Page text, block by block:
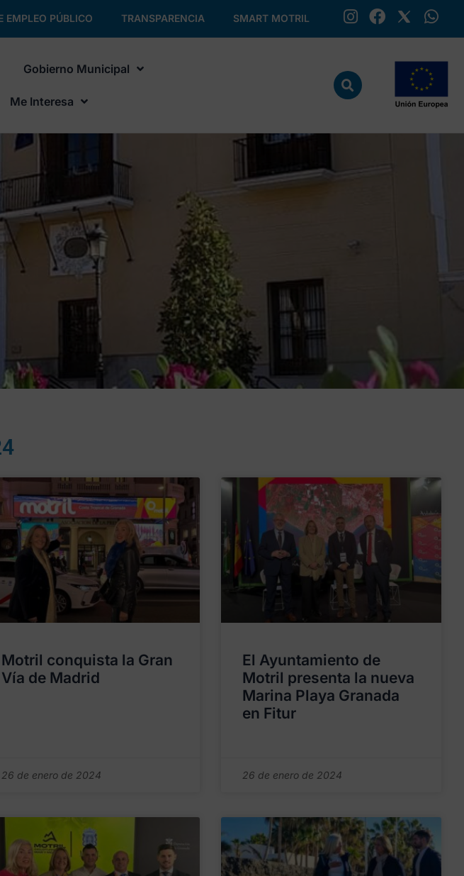
EMPLEO PÚBLICO TRANSPARENCIA SMART MOTRIL
Gobierno Municipal
Me Interesa
Motril conquista la Gran
Vía de Madrid
26 de enero de 2024
El Ayuntamiento de
Motril presenta la nueva
Marina Playa Granada
en Fitur
26 de enero de 2024